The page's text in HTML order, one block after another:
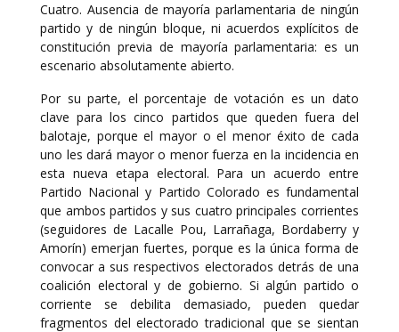
Cuatro. Ausencia de mayoría parlamentaria de ningún
partido y de ningún bloque, ni acuerdos explícitos de
constitución previa de mayoría parlamentaria: es un
escenario absolutamente abierto.
Por su parte, el porcentaje de votación es un dato
clave para los cinco partidos que queden fuera del
balotaje, porque el mayor o el menor éxito de cada
uno les dará mayor o menor fuerza en la incidencia en
esta nueva etapa electoral. Para un acuerdo entre
Partido Nacional y Partido Colorado es fundamental
que ambos partidos y sus cuatro principales corrientes
(seguidores de Lacalle Pou, Larrañaga, Bordaberry y
Amorín) emerjan fuertes, porque es la única forma de
convocar a sus respectivos electorados detrás de una
coalición electoral y de gobierno. Si algún partido o
corriente se debilita demasiado, pueden quedar
fragmentos del electorado tradicional que se sientan